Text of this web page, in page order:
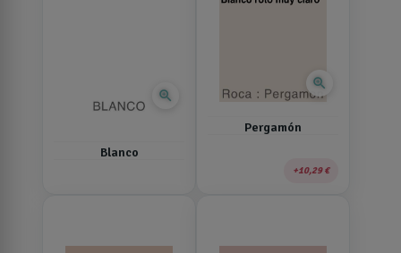
zoom_in
Blanco
zoom_in
Pergamón
10,29 €